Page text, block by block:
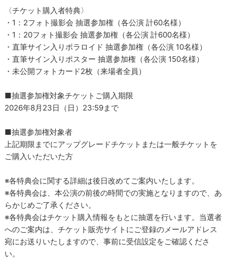
〈チケット購入者特典〉
・1：2フォト撮影会 抽選参加権（各公演 計60名様）
・1：20フォト撮影会 抽選参加権（各公演 計600名様）
・直筆サイン入りポラロイド 抽選参加権（各公演 10名様）
・直筆サイン入りポスター 抽選参加権（各公演 150名様）
・未公開フォトカード2枚（来場者全員）
■抽選参加権対象チケットご購入期限
2026年8月23日（日）23:59まで
■抽選参加権対象者
上記期限までにアップグレードチケットまたは一般チケットを
ご購入いただいた方
※各特典会に関する詳細は後日改めてご案内いたします。
※各特典会は、本公演の前後の時間での実施となりますので、あ
らかじめご了承ください。
※各特典会はチケット購入情報をもとに抽選を行います。当選者
へのご案内は、チケット販売サイトにご登録のメールアドレス
宛にお送りいたしますので、事前に受信設定をご確認くださ
い。